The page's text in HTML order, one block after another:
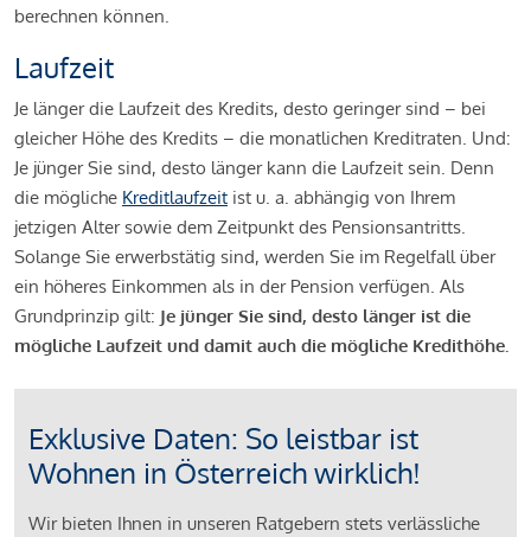
berechnen können.
Laufzeit
Je länger die Laufzeit des Kredits, desto geringer sind – bei
gleicher Höhe des Kredits – die monatlichen Kreditraten. Und:
Je jünger Sie sind, desto länger kann die Laufzeit sein. Denn
die mögliche Kreditlaufzeit ist u. a. abhängig von Ihrem
jetzigen Alter sowie dem Zeitpunkt des Pensionsantritts.
Solange Sie erwerbstätig sind, werden Sie im Regelfall über
ein höheres Einkommen als in der Pension verfügen. Als
Grundprinzip gilt: Je jünger Sie sind, desto länger ist die
mögliche Laufzeit und damit auch die mögliche Kredithöhe.
Exklusive Daten: So leistbar ist
Wohnen in Österreich wirklich!
Wir bieten Ihnen in unseren Ratgebern stets verlässliche